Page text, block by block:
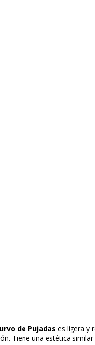
de Pujadas es ligera y
Tiene una estética